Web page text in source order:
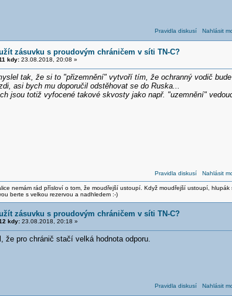
Pravidla diskusí Nahlásit
zásuvku s proudovým chráničem v síti TN-C?
kdy:23.08.2018, 20:08 »
tak, že si to "přizemnění" vytvoří tím, že ochranný vodič
asi bych mu doporučil odstěhovat se do Ruska...
jsou totiž vyfocené takové skvosty jako např. "uzemnění"
Pravidla diskusí Nahlásit
nemám rád přísloví o tom, že moudřejší ustoupí. Když moudřejší ustoupí, hlupák
berte s velkou rezervou a nadhledem :-)
zásuvku s proudovým chráničem v síti TN-C?
kdy:23.08.2018, 20:18 »
že pro chránič stačí velká hodnota odporu.
Pravidla diskusí Nahlásit